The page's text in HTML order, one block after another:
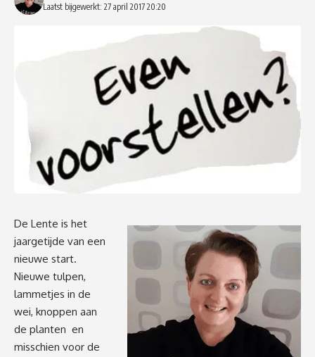
Laatst bijgewerkt: 27 april 2017 20:20
De Lente is het
jaargetijde van een
nieuwe start.
Nieuwe tulpen,
lammetjes in de
wei, knoppen aan
de planten en
misschien voor de